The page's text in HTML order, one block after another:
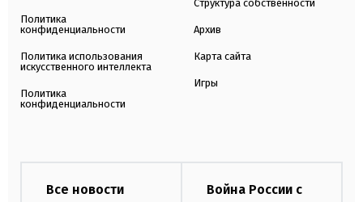
Политика
конфиденциальности
Политика использования
искусственного интеллекта
Политика
конфиденциальности
Структура собственности
Архив
Карта сайта
Игры
Все новости
Война России с